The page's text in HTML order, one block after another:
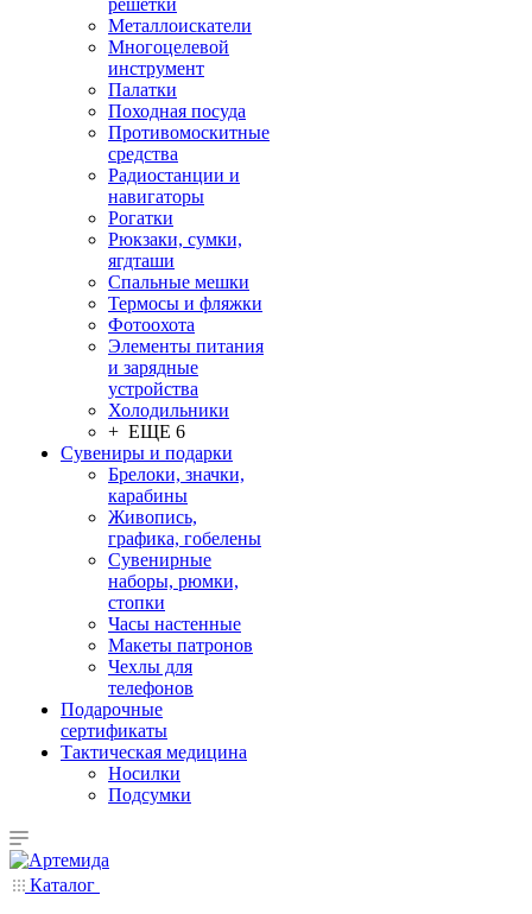
решетки
Металлоискатели
Многоцелевой
инструмент
Палатки
Походная посуда
Противомоскитные
средства
Радиостанции и
навигаторы
Рогатки
Рюкзаки, сумки,
ягдташи
Спальные мешки
Термосы и фляжки
Фотоохота
Элементы питания
и зарядные
устройства
Холодильники
+ ЕЩЕ 6
Сувениры и подарки
Брелоки, значки,
карабины
Живопись,
графика, гобелены
Сувенирные
наборы, рюмки,
стопки
Часы настенные
Макеты патронов
Чехлы для
телефонов
Подарочные
сертификаты
Тактическая медицина
Носилки
Подсумки
Каталог